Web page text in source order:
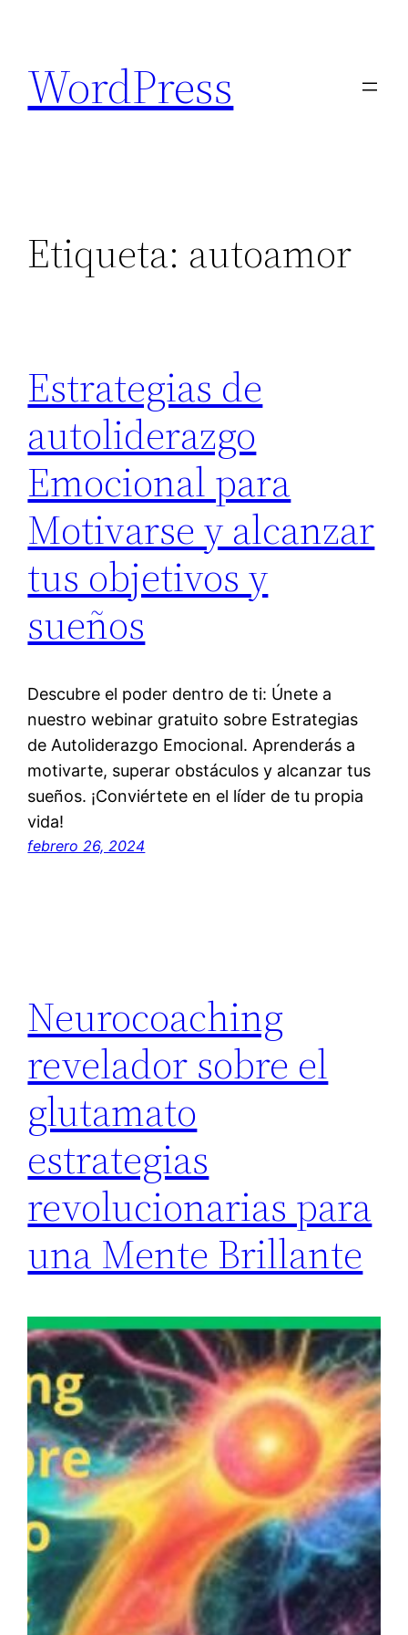
contenido
WordPress
Etiqueta: autoamor
Estrategias de
autoliderazgo
Emocional para
Motivarse y alcanzar
tus objetivos y
sueños
Descubre el poder dentro de ti: Únete a
nuestro webinar gratuito sobre Estrategias
de Autoliderazgo Emocional. Aprenderás a
motivarte, superar obstáculos y alcanzar tus
sueños. ¡Conviértete en el líder de tu propia
vida!
febrero 26, 2024
Neurocoaching
revelador sobre el
glutamato
estrategias
revolucionarias para
una Mente Brillante